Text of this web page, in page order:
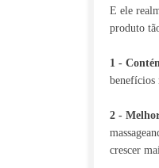
E ele
produto
1 -
benefícios
2 -
crescer